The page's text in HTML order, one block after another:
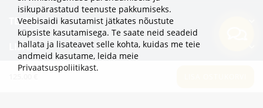
TEAVE
LISAKS
KATEGOORIAD
isikupärastatud teenuste pakkumiseks.
Veebisaidi kasutamist jätkates nõustute
küpsiste kasutamisega. Te saate neid seadeid
hallata ja lisateavet selle kohta, kuidas me teie
andmeid kasutame, leida meie
Privaatsuspoliitikast.